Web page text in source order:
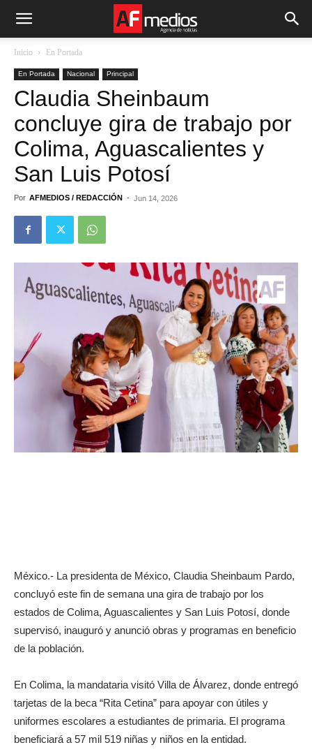
Inicio En Portada
En Portada Nacional Principal
Claudia Sheinbaum
concluye gira de trabajo por
Colima, Aguascalientes y
San Luis Potosí
Por AFMEDIOS / REDACCIÓN - Jun 14, 2026
México.- La presidenta de México, Claudia Sheinbaum Pardo,
concluyó este fin de semana una gira de trabajo por los
estados de Colima, Aguascalientes y San Luis Potosí, donde
supervisó, inauguró y anunció obras y programas en beneficio
de la población.
En Colima, la mandataria visitó Villa de Álvarez, donde entregó
tarjetas de la beca “Rita Cetina” para apoyar con útiles y
uniformes escolares a estudiantes de primaria. El programa
beneficiará a 57 mil 519 niñas y niños en la entidad.